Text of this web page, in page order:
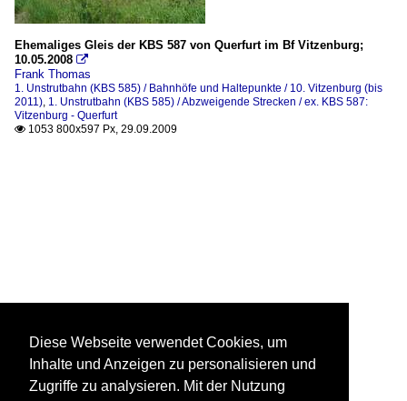
Ehemaliges Gleis der KBS 587 von Querfurt im Bf Vitzenburg;
10.05.2008 
Frank Thomas
1. Unstrutbahn (KBS 585) / Bahnhöfe und Haltepunkte / 10. Vitzenburg (bis
2011), 1. Unstrutbahn (KBS 585) / Abzweigende Strecken / ex. KBS 587:
Vitzenburg - Querfurt
 1053 800x597 Px, 29.09.2009
Diese Webseite verwendet Cookies, um
Inhalte und Anzeigen zu personalisieren und
Zugriffe zu analysieren. Mit der Nutzung